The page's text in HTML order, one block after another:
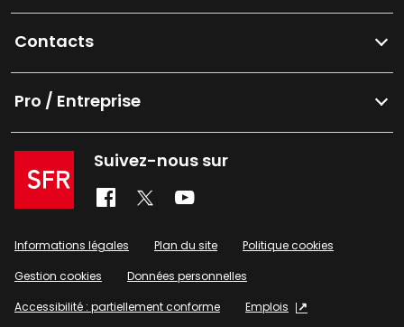
Contacts
Pro / Entreprise
Suivez-nous sur
Informations légales Plan du site
Politique cookies
Gestion cookies
Données personnelles
Accessibilité : partiellement conforme
Emplois